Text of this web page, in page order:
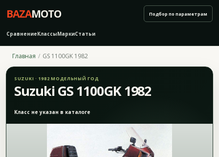
BAZAMOTO
СравнениеКлассыМаркиСтатьи
Подбор по параметрам
Главная GS 1100GK 1982
SUZUKI · 1982 МОДЕЛЬНЫЙ ГОД
Suzuki GS 1100GK 1982
Класс не указан в каталоге